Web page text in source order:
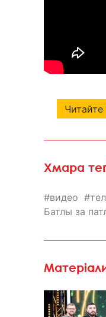
Читайте
Хмара
видео
Батлы за